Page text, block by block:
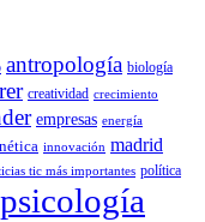
antropología biología
creatividad crecimiento
empresas energía
innovación madrid
tic más importantes política
psicología